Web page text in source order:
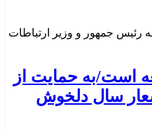
رئیس جمهور و وزیر ارتباطات
است/به حمایت از
سال دلخوش